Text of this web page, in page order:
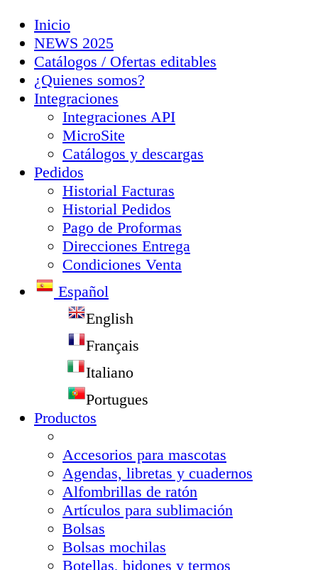
Inicio
NEWS 2025
Catálogos / Ofertas editables
¿Quienes somos?
Integraciones
Integraciones API
MicroSite
Catálogos y descargas
Pedidos
Historial Facturas
Historial Pedidos
Pago de Proformas
Direcciones Entrega
Condiciones Venta
Español
English
Français
Italiano
Portugues
Productos
Accesorios para mascotas
Agendas, libretas y cuadernos
Alfombrillas de ratón
Artículos para sublimación
Bolsas
Bolsas mochilas
Botellas, bidones y termos